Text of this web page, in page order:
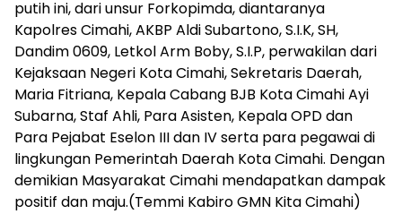
putih ini, dari unsur Forkopimda, diantaranya
Kapolres Cimahi, AKBP Aldi Subartono, S.I.K, SH,
Dandim 0609, Letkol Arm Boby, S.I.P, perwakilan dari
Kejaksaan Negeri Kota Cimahi, Sekretaris Daerah,
Maria Fitriana, Kepala Cabang BJB Kota Cimahi Ayi
Subarna, Staf Ahli, Para Asisten, Kepala OPD dan
Para Pejabat Eselon III dan IV serta para pegawai di
lingkungan Pemerintah Daerah Kota Cimahi. Dengan
demikian Masyarakat Cimahi mendapatkan dampak
positif dan maju.(Temmi Kabiro GMN Kita Cimahi)